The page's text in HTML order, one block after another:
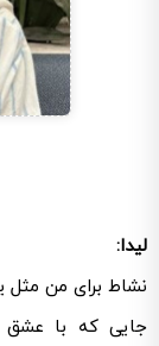
لیدا:
نشاط برای من
جایی که با عشق